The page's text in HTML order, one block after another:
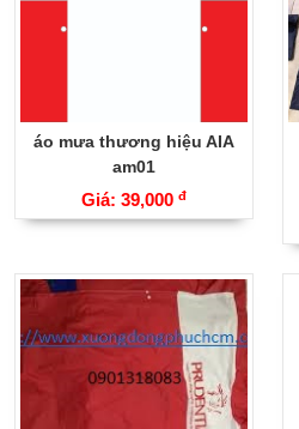
áo mưa thương hiệu AIA
am01
Giá: 39,000 đ